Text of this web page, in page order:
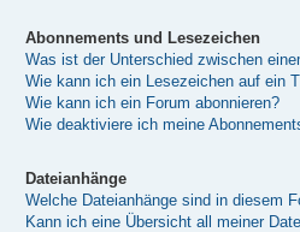
Abonnements und Lesezeichen
Was ist der Unterschied zwischen
Wie kann ich ein Lesezeichen auf ein
Wie kann ich ein Forum abonnieren?
Wie deaktiviere ich meine
Dateianhänge
Welche Dateianhänge sind in diesem
Kann ich eine Übersicht all meiner